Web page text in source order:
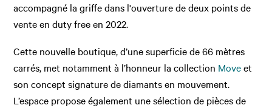
accompagné la griffe dans l'ouverture de deux points de
vente en duty free en 2022.
Cette nouvelle boutique, d’une superficie de 66 mètres
carrés, met notamment à l’honneur la collection Moveet
son concept signature de diamants en mouvement.
L’espace propose également une sélection de pièces de